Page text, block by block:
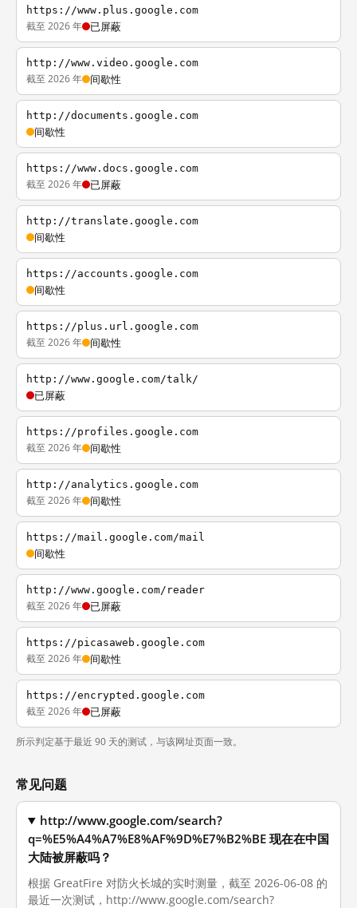
https://www.plus.google.com
截至 2026 年 已屏蔽
http://www.video.google.com
截至 2026 年 间歇性
http://documents.google.com
间歇性
https://www.docs.google.com
截至 2026 年 已屏蔽
http://translate.google.com
间歇性
https://accounts.google.com
间歇性
https://plus.url.google.com
截至 2026 年 间歇性
http://www.google.com/talk/
已屏蔽
https://profiles.google.com
截至 2026 年 间歇性
http://analytics.google.com
截至 2026 年 间歇性
https://mail.google.com/mail
间歇性
http://www.google.com/reader
截至 2026 年 已屏蔽
https://picasaweb.google.com
截至 2026 年 间歇性
https://encrypted.google.com
截至 2026 年 已屏蔽
所示判定基于最近 90 天的测试，与该网址页面一致。
常见问题
http://www.google.com/search?
q=%E5%A4%A7%E8%AF%9D%E7%B2%BE 现在在中国
大陆被屏蔽吗？
根据 GreatFire 对防火长城的实时测量，截至 2026-06-08 的
最近一次测试，http://www.google.com/search?